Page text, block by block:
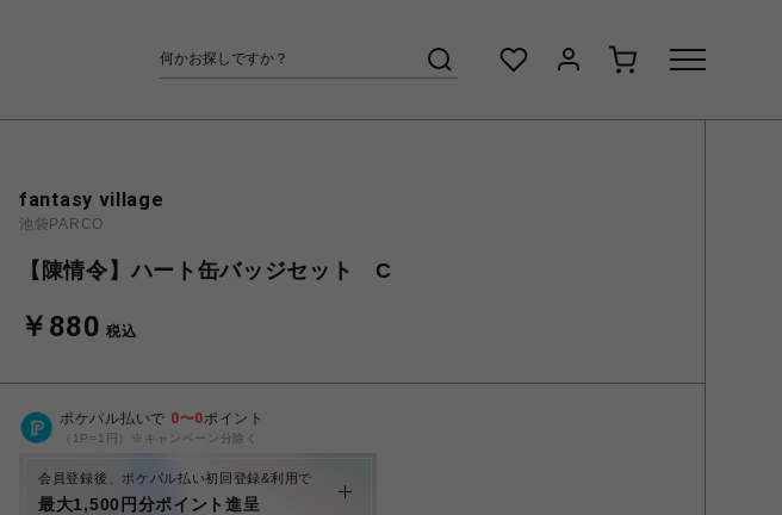
fantasy village
池袋PARCO
【陳情令】ハート缶バッジセット C
￥880 税込
ポケパル払いで 0〜0ポイント
（1P=1円）※キャンペーン分除く
会員登録後、ポケパル払い初回登録&利用で
最大1,500円分ポイント進呈